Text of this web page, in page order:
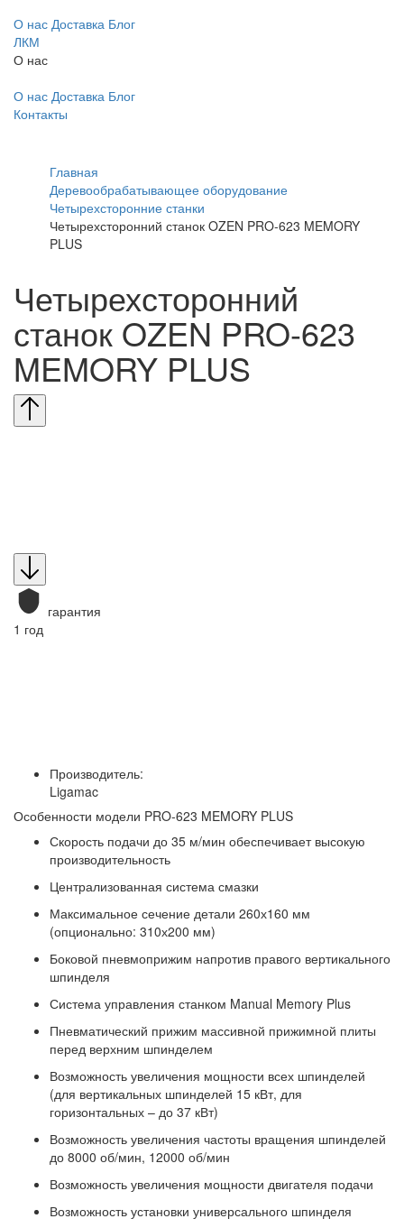
О нас Доставка Блог
ЛКМ
О нас
О нас Доставка Блог
Контакты
Главная
Деревообрабатывающее оборудование
Четырехсторонние станки
Четырехсторонний станок OZEN PRO-623 MEMORY
PLUS
Четырехсторонний
станок OZEN PRO-623
MEMORY PLUS
гарантия
1 год
Производитель:
Ligamac
Особенности модели PRO-623 MEMORY PLUS
Скорость подачи до 35 м/мин обеспечивает высокую
производительность
Централизованная система смазки
Максимальное сечение детали 260х160 мм
(опционально: 310х200 мм)
Боковой пневмоприжим напротив правого вертикального
шпинделя
Система управления станком Manual Memory Plus
Пневматический прижим массивной прижимной плиты
перед верхним шпинделем
Возможность увеличения мощности всех шпинделей
(для вертикальных шпинделей 15 кВт, для
горизонтальных – до 37 кВт)
Возможность увеличения частоты вращения шпинделей
до 8000 об/мин, 12000 об/мин
Возможность увеличения мощности двигателя подачи
Возможность установки универсального шпинделя